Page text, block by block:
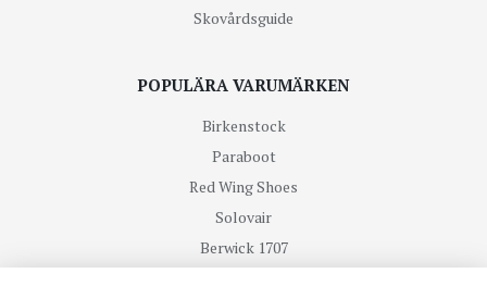
Skovårdsguide
POPULÄRA VARUMÄRKEN
Birkenstock
Paraboot
Red Wing Shoes
Solovair
Berwick 1707